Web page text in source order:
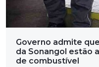
Governo admite
da Sonangol estão
de combustível